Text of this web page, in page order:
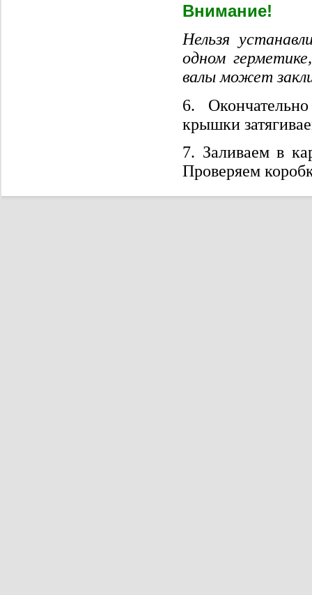
Внимание!
Нельзя
одном
валы может
6.
крышки
7. Заливаем в
Проверяем